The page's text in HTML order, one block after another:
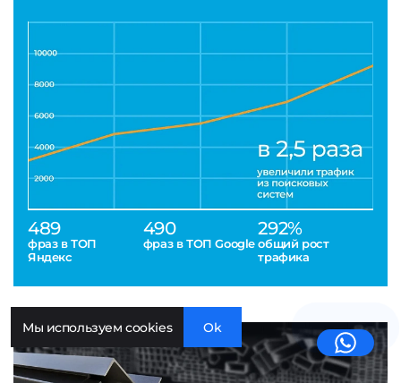
489
фраз в ТОП
Яндекс
490
фраз в ТОП Google
292%
общий рост
трафика
Мы используем cookies Ok